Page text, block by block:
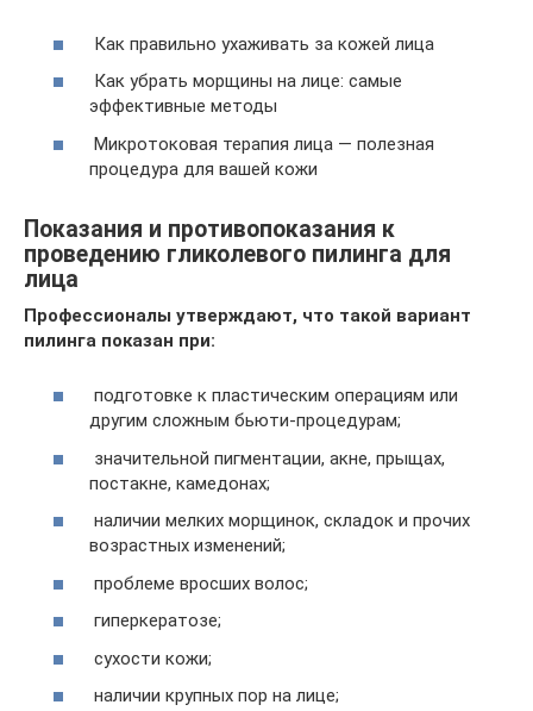
Как правильно ухаживать за кожей лица
Как убрать морщины на лице: самые
эффективные методы
Микротоковая терапия лица — полезная
процедура для вашей кожи
Показания и противопоказания к
проведению гликолевого пилинга для
лица
Профессионалы утверждают, что такой вариант
пилинга показан при:
подготовке к пластическим операциям или
другим сложным бьюти-процедурам;
значительной пигментации, акне, прыщах,
постакне, камедонах;
наличии мелких морщинок, складок и прочих
возрастных изменений;
проблеме вросших волос;
гиперкератозе;
сухости кожи;
наличии крупных пор на лице;